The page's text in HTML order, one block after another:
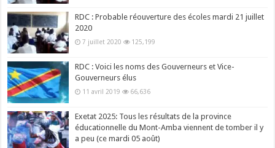
RDC : Probable réouverture des écoles mardi 21 juillet
2020
7 juillet 2020 125,199
RDC : Voici les noms des Gouverneurs et Vice-
Gouverneurs élus
11 avril 2019 66,636
Exetat 2025: Tous les résultats de la province
éducationnelle du Mont-Amba viennent de tomber il y
a peu (ce mardi 05 août)